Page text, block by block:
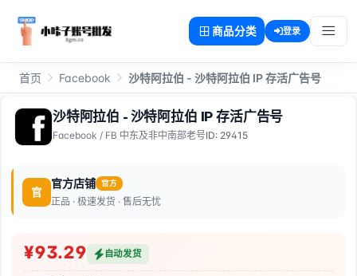
商品分类 登录
首页 Facebook 沙特阿拉伯 - 沙特阿拉伯 IP 存活广告号
沙特阿拉伯 - 沙特阿拉伯 IP 存活广告号
Facebook / FB 中东及非中南部老号ID: 29415
官
官方店铺 官方
正品 · 极速发货 · 售后无忧
¥93.29 自动发货